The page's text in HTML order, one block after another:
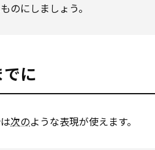
のにしましょう。
に
次のような表現が使えます。